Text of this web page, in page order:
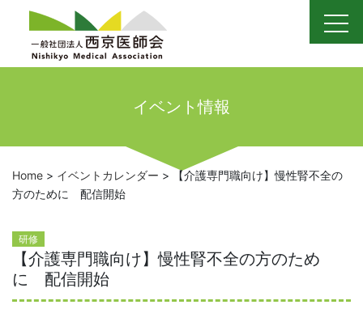
content
イベント情報
Home > イベントカレンダー >
【介護専門職向け】慢性腎不全の
方のために 配信開始
研修
【介護専門職向け】慢性腎不全の方のため
に 配信開始